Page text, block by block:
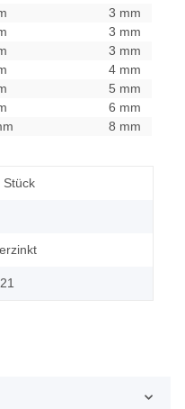
3 mm
3 mm
3 mm
4 mm
5 mm
6 mm
8 mm
Stück